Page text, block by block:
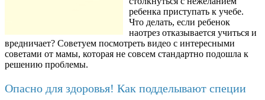
ребенка приступать к учебе.
Что делать, если ребенок
наотрез отказывается учиться и
вредничает? Советуем посмотреть видео с интересными
советами от мамы, которая не совсем стандартно подошла к
решению проблемы.
Опасно для здоровья! Как подделывают специи